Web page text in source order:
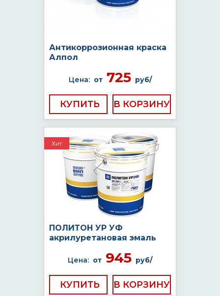
Антикоррозионная краска
Алпол
Цена: от725 руб/
КУПИТЬ
Хит
ПОЛИТОН УР УФ
акрилуретановая эмаль
Цена: от 945 руб/
КУПИТЬ